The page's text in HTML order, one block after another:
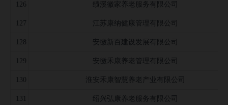
126 绩溪徽家养老服务有限公司
127 江苏康纳健康管理有限公司
128 安徽新百建设发展有限公司
129 安徽禾康养老管理有限公司
130 淮安禾康智慧养老产业有限公司
131 绍兴弘康养老服务有限公司